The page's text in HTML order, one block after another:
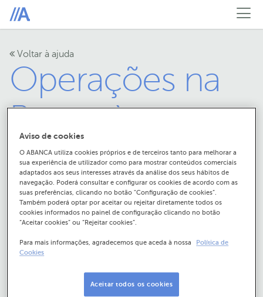
Voltar à ajuda
Operações na
Banca à
Distância
Como posso alterar os
dados da empresa?
Aviso de cookies
O ABANCA utiliza cookies próprios e de terceiros tanto para melhorar a
sua experiência de utilizador como para mostrar conteúdos comerciais
adaptados aos seus interesses através da análise dos seus hábitos de
navegação. Poderá consultar e configurar os cookies de acordo com as
suas preferências, clicando no botão "Configuração de cookies”.
Também poderá optar por aceitar ou rejeitar diretamente todos os
cookies informados no painel de configuração clicando no botão
“Aceitar cookies” ou “Rejeitar cookies”.
Para mais informações, agradecemos que aceda à nossa
Política de
Cookies
Aceitar todos os cookies